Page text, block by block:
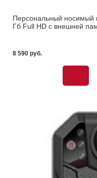
Персональный носимый
Гб Full HD с внешней
8 590 pуб.